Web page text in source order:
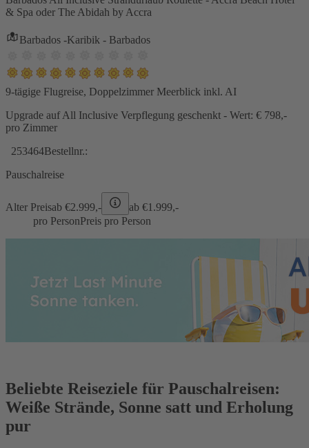
& Spa oder The Abidah by Accra
Barbados -Karibik - Barbados
9-tägige Flugreise, Doppelzimmer Meerblick inkl. AI
Upgrade auf All Inclusive Verpflegung geschenkt - Wert: € 798,-
pro Zimmer
253464Bestellnr.:
Pauschalreise
Alter Preisab €2.999,- ab €1.999,-
pro PersonPreis pro Person
Beliebte Reiseziele für Pauschalreisen:
Weiße Strände, Sonne satt und Erholung
pur